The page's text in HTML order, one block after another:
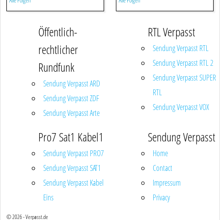
Öffentlich-
rechtlicher
Rundfunk
Sendung Verpasst ARD
Sendung Verpasst ZDF
Sendung Verpasst Arte
RTL Verpasst
Sendung Verpasst RTL
Sendung Verpasst RTL 2
Sendung Verpasst SUPER
RTL
Sendung Verpasst VOX
Pro7 Sat1 Kabel1
Sendung Verpasst PRO7
Sendung Verpasst SAT1
Sendung Verpasst Kabel
Eins
Sendung Verpasst
Home
Contact
Impressum
Privacy
© 2026 - Verpasst.de